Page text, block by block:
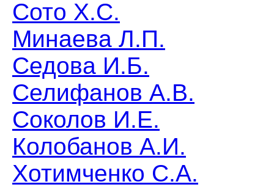
Сото Х.С.
Минаева Л.П.
Седова И.Б.
Селифанов А.В.
Соколов И.Е.
Колобанов А.И.
Хотимченко С.А.